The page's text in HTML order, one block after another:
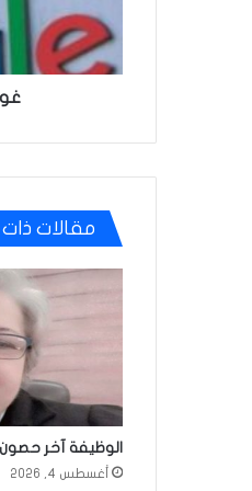
مقالات
الوظيفة آخر حصون
أغسطس 4, 2026